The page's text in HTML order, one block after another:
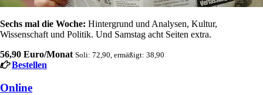
Sechs mal die Woche: Hintergrund und Analysen, Kultur,
Wissenschaft und Politik. Und Samstag acht Seiten extra.
56,90 Euro/Monat Soli: 72,90, ermäßigt: 38,90
Bestellen
Online